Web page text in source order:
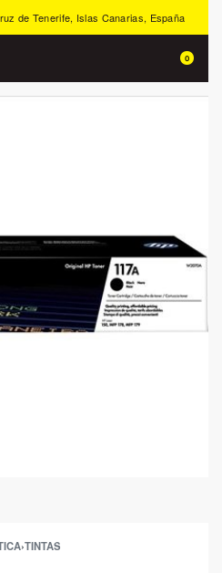
de Tenerife, Islas Canarias, España
0
›TINTAS